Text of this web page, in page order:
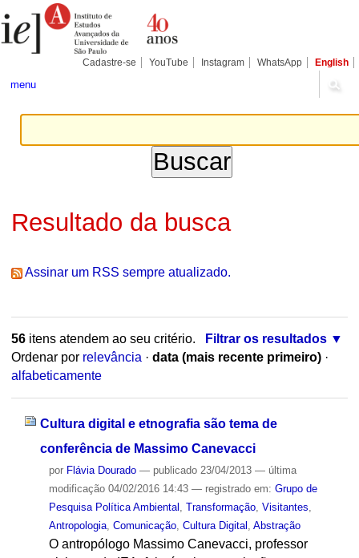
para
conteúdo.
Pessoais
Cadastre-se YouTube Instagram WhatsApp English
menu
Resultado da busca
Assinar um RSS sempre atualizado.
56itens atendem ao seu critério.
Filtrar os resultados
Ordenar por relevância · data (mais recente primeiro) ·
alfabeticamente
Cultura digital e etnografia são tema de
conferência de Massimo Canevacci
por Flávia Dourado — publicado23/04/2013 — última
modificação04/02/2016 14:43 — registrado em: Grupo de
Pesquisa Política Ambiental
Transformação, Visitantes
Antropologia, Comunicação, Cultura Digital Abstração
O antropólogo Massimo Canevacci, professor